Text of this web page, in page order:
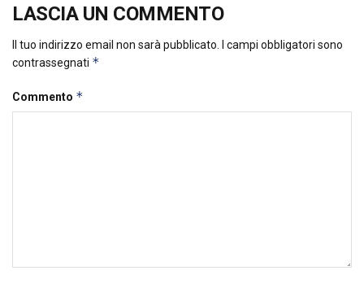
LASCIA UN COMMENTO
Il tuo indirizzo email non sarà pubblicato.
I campi obbligatori sono
contrassegnati *
Commento *